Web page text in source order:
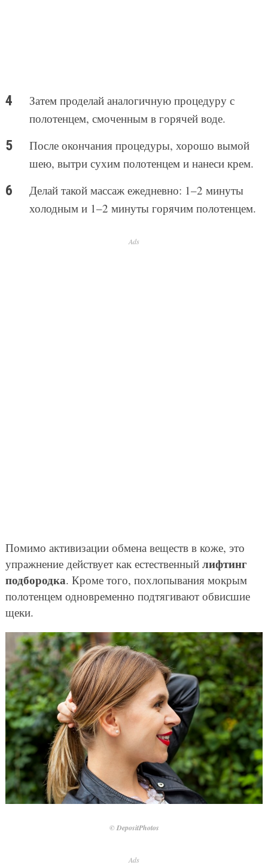
Затем проделай аналогичную процедуру с
полотенцем, смоченным в горячей воде.
После окончания процедуры, хорошо вымой
шею, вытри сухим полотенцем и нанеси крем.
Делай такой массаж ежедневно: 1–2 минуты
холодным и 1–2 минуты горячим полотенцем.
Ads
Помимо активизации обмена веществ в коже, это
упражнение действует как естественный лифтинг
подбородка. Кроме того, похлопывания мокрым
полотенцем одновременно подтягивают обвисшие
щеки.
© DepositPhotos
Ads